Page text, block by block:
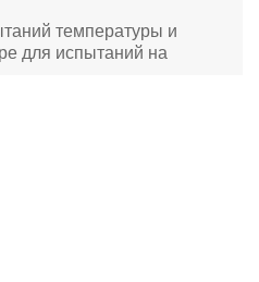
температуры и
для испытаний на